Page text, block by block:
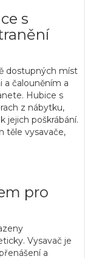
s
dostupných míst
a čalouněním a
Hubice s
z nábytku,
jejich poškrábání.
těle vysavače,
pro
Vysavač je
a